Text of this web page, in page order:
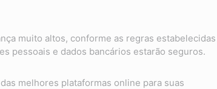
muito altos, conforme as regras estabelecidas
pessoais e dados bancários estarão seguros.
melhores plataformas online para suas